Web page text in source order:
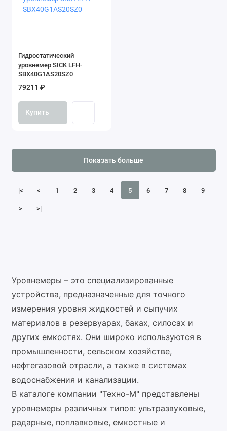
Гидростатический
уровнемер SICK LFH-
SBX40G1AS20SZ0
79211 ₽
Купить
|< < 1 2 3 4 5 6 7 8 9
> >|
Показать больше
Уровнемеры – это специализированные
устройства, предназначенные для точного
измерения уровня жидкостей и сыпучих
материалов в резервуарах, баках, силосах и
других емкостях. Они широко используются в
промышленности, сельском хозяйстве,
нефтегазовой отрасли, а также в системах
водоснабжения и канализации.
В каталоге компании "Техно-М" представлены
уровнемеры различных типов: ультразвуковые,
радарные, поплавковые, емкостные и